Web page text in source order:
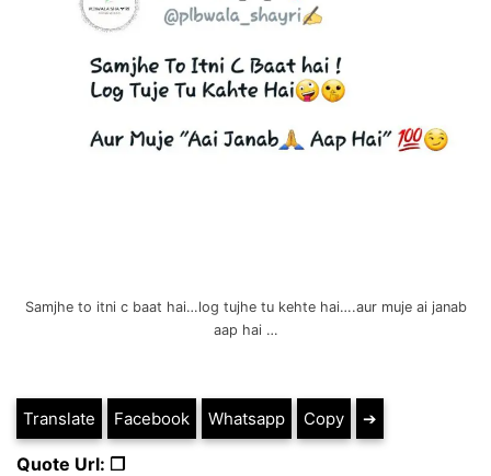
Samjhe to itni c baat hai…log tujhe tu kehte hai….aur muje ai janab
aap hai …
Translate Facebook Whatsapp Copy ➔
Quote Url: ❐